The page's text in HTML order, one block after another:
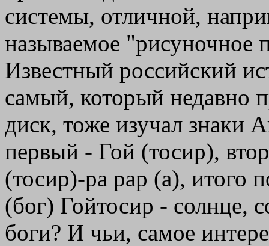
системы, отличной,
называемое "рисуночное
Известный российский
самый, который недавно
диск, тоже изучал знаки
первый - Гой (тосир),
(тосир)-ра рар (а), итого
(бог) Гойтосир - солнце,
боги? И чьи, самое